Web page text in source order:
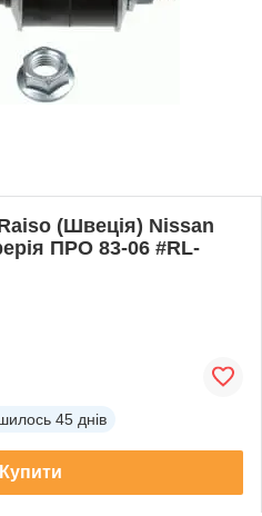
(Швеція) Nissan
ПРО 83-06 #RL-
45 днів
Купити